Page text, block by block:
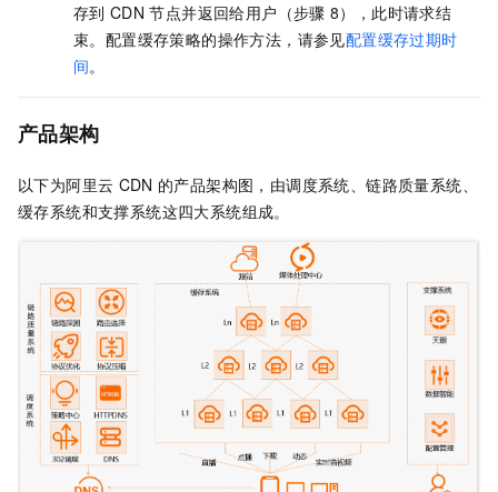
存到 CDN 节点并返回给用户（步骤 8），此时请求结
束。配置缓存策略的操作方法，请参见配置缓存过期时
间。
产品架构
以下为阿里云 CDN 的产品架构图，由调度系统、链路质量系统、
缓存系统和支撑系统这四大系统组成。